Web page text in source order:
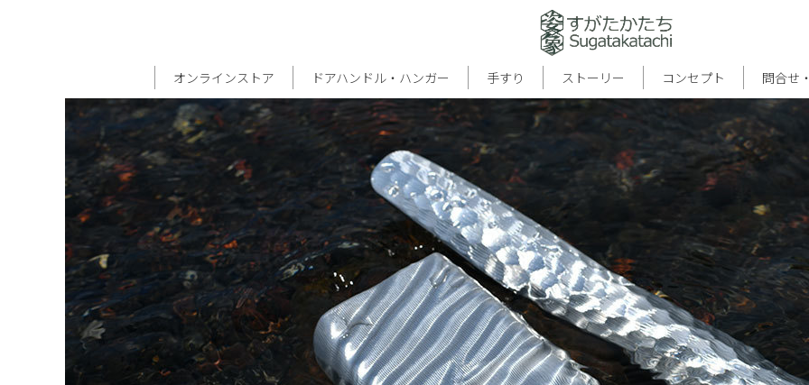
オンラインストア ドアハンドル・ハンガー 手すり ストーリー コンセプト 問合せ